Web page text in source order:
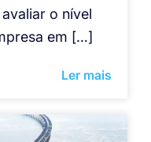
o nível
em […]
Ler mais